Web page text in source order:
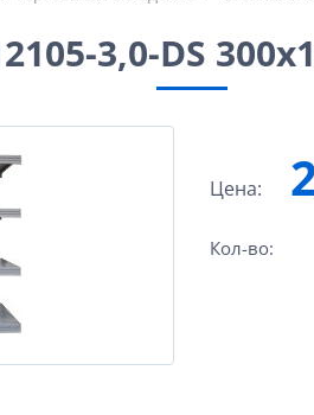
3,0-DS
Цена:
Кол-во: